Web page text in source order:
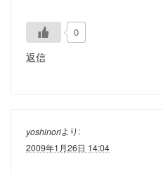
0
返信
yoshinoriより:
2009年1月26日 14:04